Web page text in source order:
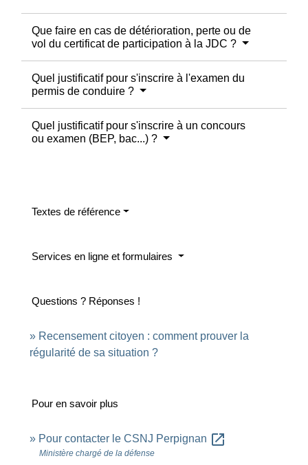
Que faire en cas de détérioration, perte ou de
vol du certificat de participation à la JDC ?
Quel justificatif pour s'inscrire à l'examen du
permis de conduire ?
Quel justificatif pour s'inscrire à un concours
ou examen (BEP, bac...) ?
Textes de référence
Services en ligne et formulaires
Questions ? Réponses !
Recensement citoyen : comment prouver la
régularité de sa situation ?
Pour en savoir plus
Pour contacter le CSNJ Perpignan open_in_new
Ministère chargé de la défense